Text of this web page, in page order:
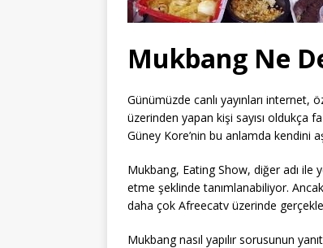
Mukbang Ne
Günümüzde canlı yayınları
üzerinden yapan kişi sayısı oldukça
Güney Kore’nin bu anlamda kendini
Mukbang, Eating Show, diğer adı ile
etme şeklinde tanımlanabiliyor.
daha çok Afreecatv üzerinde
Mukbang nasıl yapılır sorusunun